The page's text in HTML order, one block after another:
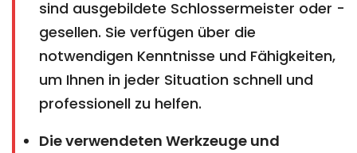
sind ausgebildete Schlossermeister oder -
gesellen. Sie verfügen über die
notwendigen Kenntnisse und Fähigkeiten,
um Ihnen in jeder Situation schnell und
professionell zu helfen.
Die verwendeten Werkzeuge und